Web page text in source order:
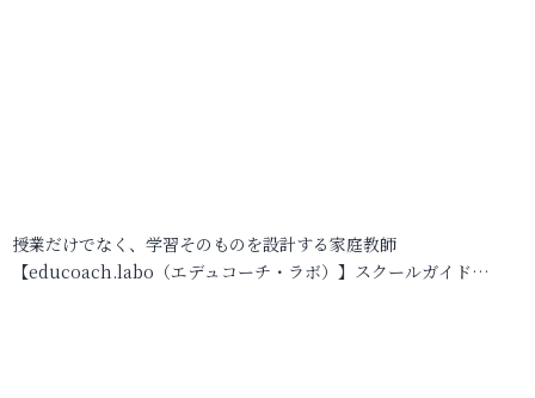
授業だけでなく、学習そのものを設計する家庭教師
【educoach.labo（エデュコーチ・ラボ）】スクールガイド…